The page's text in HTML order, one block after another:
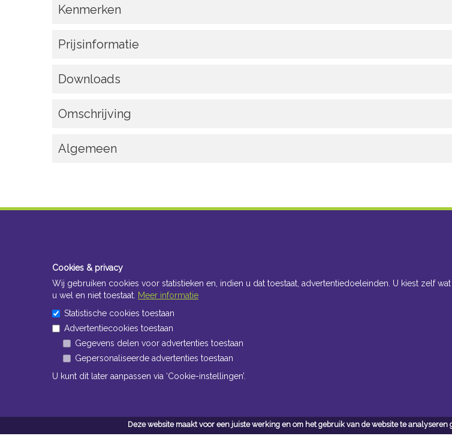
Deze website maakt voor een juiste werking en om het gebruik van de website te analyseren
Kenmerken
Prijsinformatie
Downloads
Omschrijving
Algemeen
Contacteer ons
Cookies & privacy
Wij gebruiken cookies voor statistieken en, indien u dat toestaat, advertentiedoeleinden. U kiest zelf wat
u wel en niet toestaat. Meer informatie
Statistische cookies toestaan
Advertentiecookies toestaan
Gegevens delen voor advertenties toestaan
Gepersonaliseerde advertenties toestaan
U kunt dit later aanpassen via ‘Cookie-instellingen’.